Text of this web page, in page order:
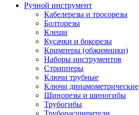
Ручной инструмент
Кабелерезы и тросорезы
Болторезы
Клещи
Кусачки и бокорезы
Кримперы (обжимники)
Наборы инструментов
Стрипперы
Ключи трубные
Ключи динамометрические
Шинорезы и шиногибы
Трубогибы
Труборасширители